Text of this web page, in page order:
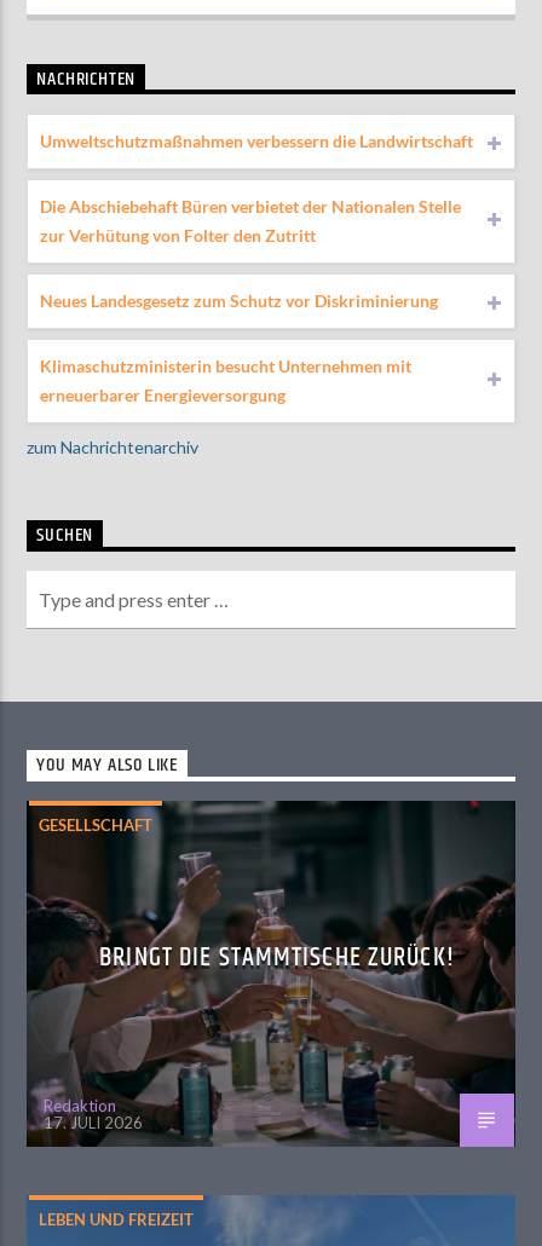
NACHRICHTEN
Umweltschutzmaßnahmen verbessern die Landwirtschaft
Die Abschiebehaft Büren verbietet der Nationalen Stelle
zur Verhütung von Folter den Zutritt
Neues Landesgesetz zum Schutz vor Diskriminierung
Klimaschutzministerin besucht Unternehmen mit
erneuerbarer Energieversorgung
zum Nachrichtenarchiv
SUCHEN
YOU MAY ALSO LIKE
GESELLSCHAFT
BRINGT DIE STAMMTISCHE ZURÜCK!
Redaktion
17. JULI 2026
LEBEN UND FREIZEIT